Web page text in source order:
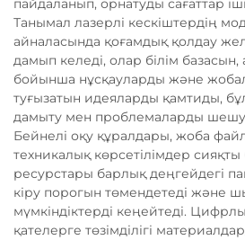
пайдаланып, орнатуды сағаттар
Танымал лазерлі кескіштердің
айналасында қоғамдық қолдау
дамып келеді, олар білім
бойынша нұсқауларды және
туғызатын идеяларды қамтиды, бұл
дамыту мен проблемаларды
Бейнелі оқу құралдары, жоба
техникалық көрсетілімдер сияқты
ресурстары барлық деңгейдегі
кіру порогын төмендетеді және
мүмкіндіктерді кеңейтеді.
қателерге төзімділігі